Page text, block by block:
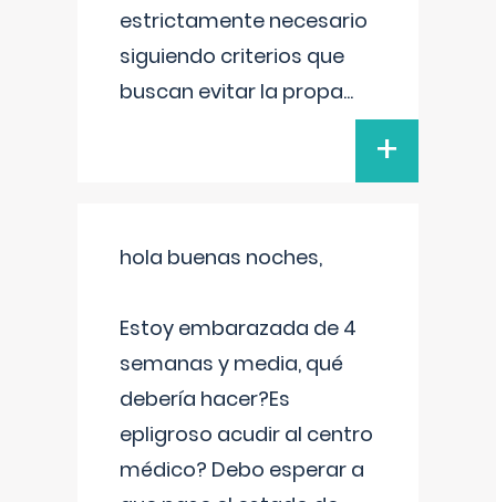
estrictamente necesario
siguiendo criterios que
buscan evitar la propa...
+
hola buenas noches,
Estoy embarazada de 4
semanas y media, qué
debería hacer?Es
epligroso acudir al centro
médico? Debo esperar a